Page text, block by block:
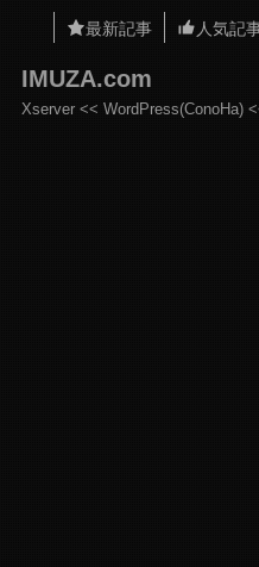
最新記事 人気記
IMUZA.com
Xserver << WordPress(ConoHa)